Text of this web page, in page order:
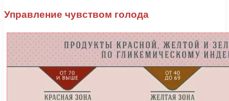
Управление чувством голода